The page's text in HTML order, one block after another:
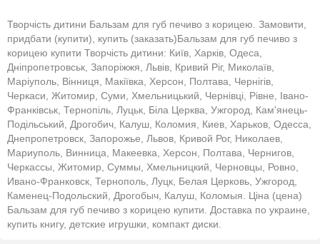
Творчість дитини Бальзам для губ печиво з корицею. Замовити,
придбати (купити), купить (заказать)Бальзам для губ печиво з
корицею купити Творчість дитини: Київ, Харків, Одеса,
Дніпропетровськ, Запоріжжя, Львів, Кривий Ріг, Миколаїв,
Маріуполь, Вінниця, Макіївка, Херсон, Полтава, Чернігів,
Черкаси, Житомир, Суми, Хмельницький, Чернівці, Рівне, Івано-
Франківськ, Тернопіль, Луцьк, Біла Церква, Ужгород, Кам'янець-
Подільський, Дрогобич, Калуш, Коломия, Киев, Харьков, Одесса,
Днепропетровск, Запорожье, Львов, Кривой Рог, Николаев,
Мариуполь, Винница, Макеевка, Херсон, Полтава, Чернигов,
Черкассы, Житомир, Суммы, Хмельницкий, Черновцы, Ровно,
Ивано-Франковск, Тернополь, Луцк, Белая Церковь, Ужгород,
Каменец-Подольский, Дрогобыч, Калуш, Коломыя. Ціна (цена)
Бальзам для губ печиво з корицею купити. Доставка по украине,
купить книгу, детские игрушки, компакт диски.